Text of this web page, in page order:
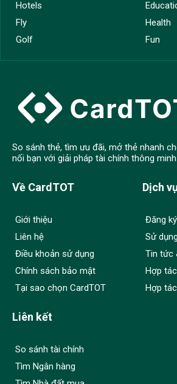
Hotels
Fly
Golf
Health
Fun
So sánh thẻ, tìm ưu đãi, mở thẻ nhanh
nối bạn với giải pháp tài chính thông minh.
Về CardTOT
Giới thiệu
Liên hệ
Điều khoản sử dụng
Chính sách bảo mật
Tại sao chọn CardTOT
Dịch
Đăng
Sử
Tin tức
Hợp
Hợp
Liên kết
So sánh tài chính
Tìm Ngân hàng